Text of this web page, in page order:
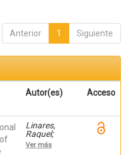
Anterior 1 Siguiente
Autor(es) Acceso
Linares,
Raquel;
Gutiérrez,
Ana;
Ver más